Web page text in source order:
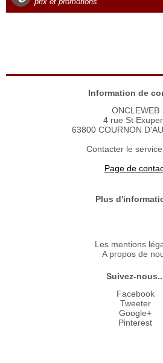
Information de
ONCLEWEB
4 rue St
63800 COURNON
Contacter le
Page de
Plus
Les mentions
A propos de
Suivez-
Facebook
Tweeter
Google+
Pinterest